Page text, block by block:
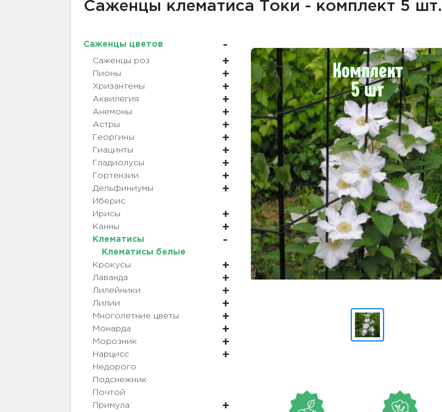
Саженцы клематиса Токи - комплект 5 шт.
Саженцы цветов
Саженцы роз
Пионы
Хризантемы
Аквилегия
Анемоны
Астры
Георгины
Гиацинты
Гладиолусы
Гортензии
Дельфиниумы
Иберис
Ирисы
Канны
Клематисы
Клематисы белые
Крокусы
Лаванда
Лилейники
Лилии
Многолетние цветы
Монарда
Морозник
Нарцисс
Недорого
Подснежник
Почтой
Примула